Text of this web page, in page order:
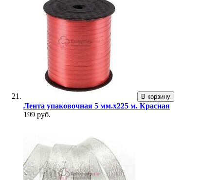
В корзину
Лента упаковочная 5 мм.х225 м. Красная
199 руб.